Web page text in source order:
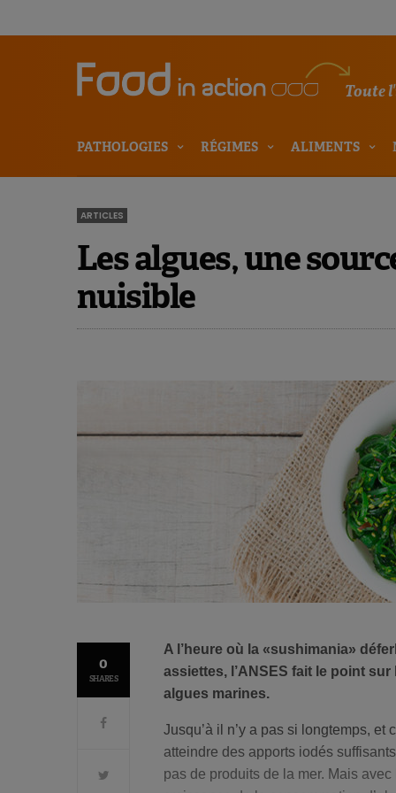
Toute
PATHOLOGIES RÉGIMES ALIMENTS
ARTICLES
Les algues, une
nuisible
0
SHARES
A l’heure où la «sushimania»
assiettes, l’ANSES fait le point
algues marines.
Jusqu’à il n’y a pas si longtemps,
atteindre des apports iodés
pas de produits de la mer. Mais